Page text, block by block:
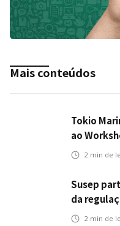
Mais conteúdos
Tokio
ao
2 min de
Susep
da
2 min de